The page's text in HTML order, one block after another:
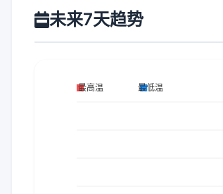
未来7天趋势